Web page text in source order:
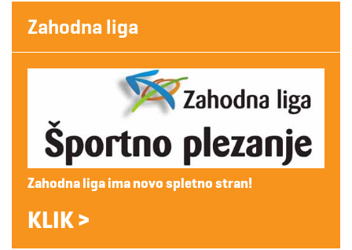
Zahodna liga
Zahodna liga ima novo spletno stran!
KLIK >